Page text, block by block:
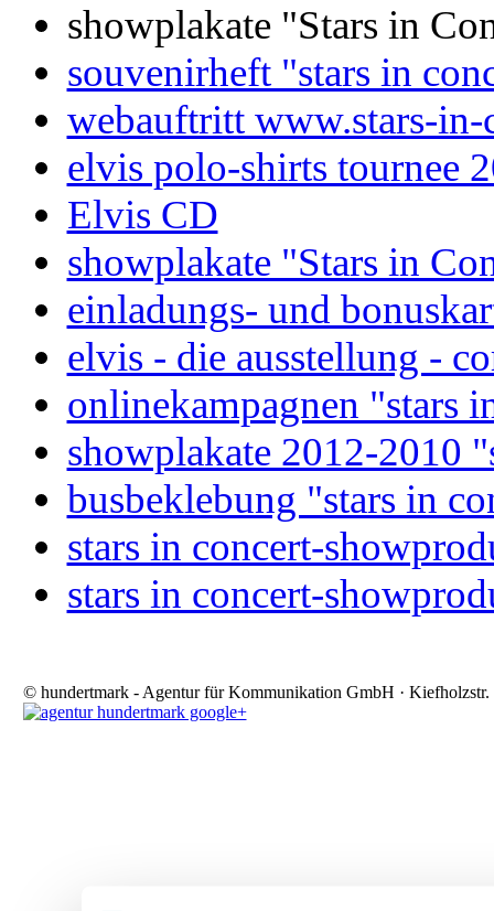
showplakate "Stars in
souvenirheft "stars in
webauftritt www.stars-in-
elvis polo-shirts tournee
Elvis CD
showplakate "Stars in
einladungs- und
elvis - die ausstellung -
onlinekampagnen "stars
showplakate 2012-2010
busbeklebung "stars in
stars in concert-
stars in concert-
© hundertmark - Agentur für Kommunikation GmbH · Kiefholzstr.